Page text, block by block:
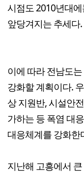
시점도 2010년대
앞당겨지는 추세다.
이에 따라 전남도
강화할 계획이다.
상 지원반, 시설안
가하는 등 폭염 대
대응체계를 강화한
지난해 고흥에서